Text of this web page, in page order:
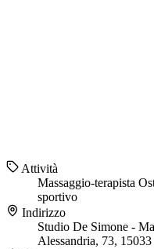
Attività
Massaggio-terapista
sportivo
Indirizzo
Studio De Simone -
Alessandria, 73,